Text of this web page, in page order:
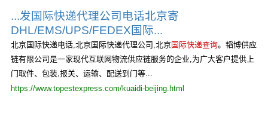
...发国际快递代理公司电话北京寄
DHL/EMS/UPS/FEDEX国际...
北京国际快递电话,北京国际快递代理公司,北京国际快递查询。韬博供应
链有限公司是一家现代互联网物流供应链服务的企业,为广大客户提供上
门取件、包装,报关、运输、配送到门等...
https://www.topestexpress.com/kuaidi-beijing.html